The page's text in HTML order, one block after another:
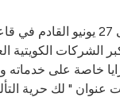
ينظم بيت التمويل الكويتي- بيتك- الحدث
الكويتية
خاصة على
من فئات عمريه متنوعة للاستفادة